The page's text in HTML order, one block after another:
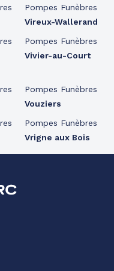
Pompes Funèbres
Vireux-Wallerand
Pompes Funèbres
Vivier-au-Court
Pompes Funèbres
Vouziers
Pompes Funèbres
Vrigne aux Bois